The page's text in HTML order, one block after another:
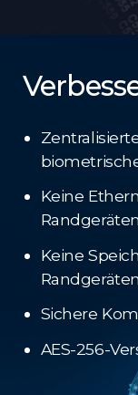
Keine
Randgeräten
Keine
Randgeräten
Sichere
AES-256-